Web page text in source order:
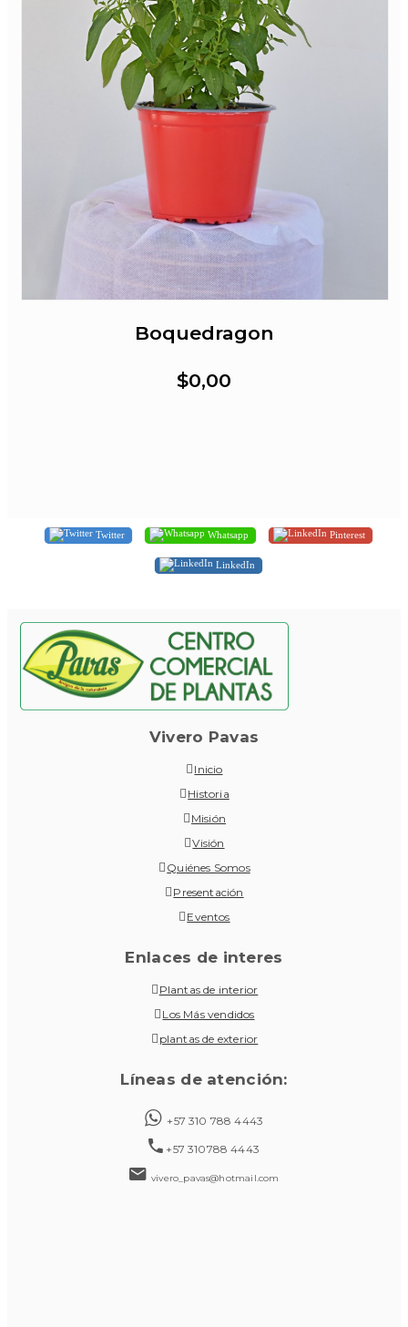
Boquedragon
$0,00
Twitter Whatsapp Pinterest
LinkedIn
Vivero Pavas
Inicio
Historia
Misión
Visión
Quiénes Somos
Presentación
Eventos
Enlaces de interes
Plantas de interior
Los Más vendidos
plantas de exterior
Líneas de atención:
+57 310 788 4443
+57 310788 4443
vivero_pavas@hotmail.com